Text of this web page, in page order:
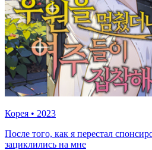
Корея • 2023
После того, как я перестал
зациклились на мне